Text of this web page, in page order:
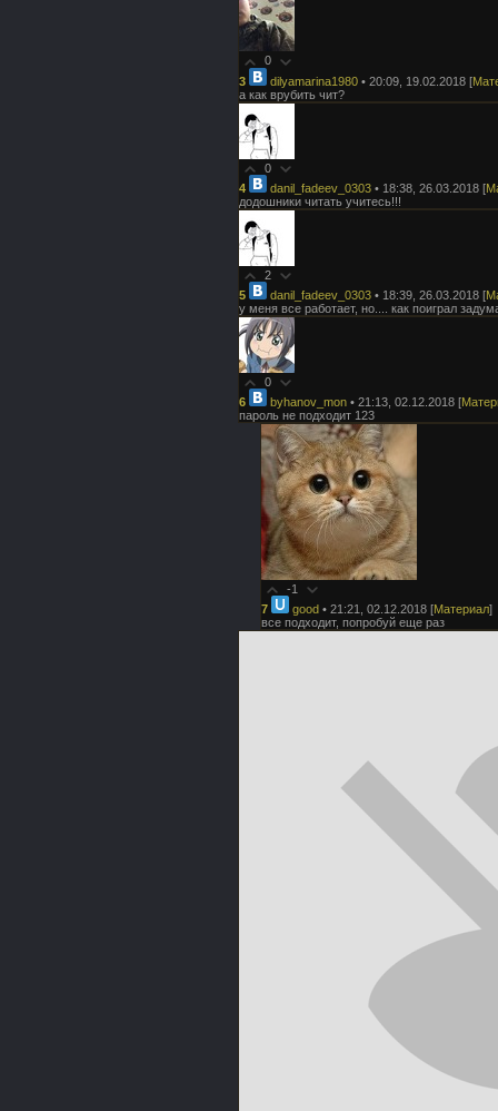
0
3
dilyamarina1980 • 20:09, 19.02.2018 [
а как врубить чит?
0
4
danil_fadeev_0303 • 18:38, 26.03.2018 [
додошники читать учитесь!!!
2
5
danil_fadeev_0303 • 18:39, 26.03.2018 [
у меня все работает, но.... как поиграл
0
6
byhanov_mon • 21:13, 02.12.2018 [
пароль не подходит 123
-1
7
good • 21:21, 02.12.2018 [Материал]
все подходит, попробуй еще раз